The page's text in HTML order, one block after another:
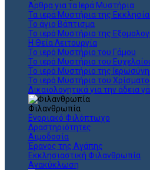
Άρθρα για τα Ιερά Μυστήρια
Τα ιερά Μυστήρια της
Το άγιο Βάπτισμα
Το ιερό Μυστήριο της
Η Θεία Λειτουργία
Το ιερό Μυστήριο του Γάμου
Το ιερό Μυστήριο του
Το ιερό Μυστήριο της
Το ιερό Μυστήριο του
Δικαιολογητικά για την άδεια
Φιλανθρωπία
Ενοριακό Φιλόπτωχο
Δραστηριότητες
Αιμοδοσία
Έρανος της Αγάπης
Εκκλησιαστική Φιλανθρωπία
Ανακύκλωση